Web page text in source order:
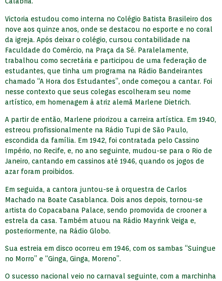
Victoria estudou como interna no Colégio Batista Brasileiro dos
nove aos quinze anos, onde se destacou no esporte e no coral
da igreja. Após deixar o colégio, cursou contabilidade na
Faculdade do Comércio, na Praça da Sé. Paralelamente,
trabalhou como secretária e participou de uma federação de
estudantes, que tinha um programa na Rádio Bandeirantes
chamado “A Hora dos Estudantes”, onde começou a cantar. Foi
nesse contexto que seus colegas escolheram seu nome
artístico, em homenagem à atriz alemã Marlene Dietrich.
A partir de então, Marlene priorizou a carreira artística. Em 1940,
estreou profissionalmente na Rádio Tupi de São Paulo,
escondida da família. Em 1942, foi contratada pelo Cassino
Império, no Recife, e, no ano seguinte, mudou-se para o Rio de
Janeiro, cantando em cassinos até 1946, quando os jogos de
azar foram proibidos.
Em seguida, a cantora juntou-se à orquestra de Carlos
Machado na Boate Casablanca. Dois anos depois, tornou-se
artista do Copacabana Palace, sendo promovida de crooner a
estrela da casa. Também atuou na Rádio Mayrink Veiga e,
posteriormente, na Rádio Globo.
Sua estreia em disco ocorreu em 1946, com os sambas “Suingue
no Morro” e “Ginga, Ginga, Moreno”.
O sucesso nacional veio no carnaval seguinte, com a marchinha